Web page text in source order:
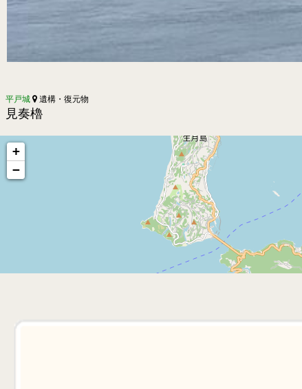
平戸城 遺構・復元物
見奏櫓
+
−